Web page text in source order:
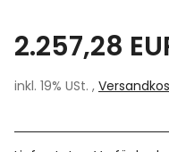
2.257,28
inkl. 19% USt. ,